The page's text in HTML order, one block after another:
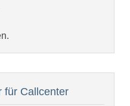
für Callcenter